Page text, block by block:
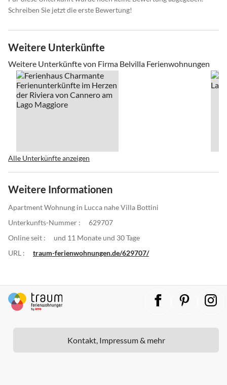
Schreiben Sie jetzt die erste Bewertung!
Weitere Unterkünfte
Weitere Unterkünfte von Firma Belvilla Ferienwohnungen
Alle Unterkünfte anzeigen
Weitere Informationen
Apartment Wohnung in Lucca nahe Villa Bottini
Unterkunfts-Nummer :
629707
Online seit :
und 11 Monate und 30 Tage
URL :
traum-ferienwohnungen.de/629707/
Kontakt, Impressum & mehr